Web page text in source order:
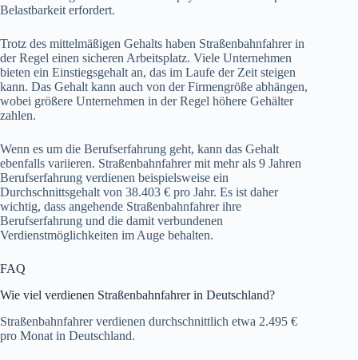
Belastbarkeit erfordert.
Trotz des mittelmäßigen Gehalts haben Straßenbahnfahrer in
der Regel einen sicheren Arbeitsplatz. Viele Unternehmen
bieten ein Einstiegsgehalt an, das im Laufe der Zeit steigen
kann. Das Gehalt kann auch von der Firmengröße abhängen,
wobei größere Unternehmen in der Regel höhere Gehälter
zahlen.
Wenn es um die Berufserfahrung geht, kann das Gehalt
ebenfalls variieren. Straßenbahnfahrer mit mehr als 9 Jahren
Berufserfahrung verdienen beispielsweise ein
Durchschnittsgehalt von 38.403 € pro Jahr. Es ist daher
wichtig, dass angehende Straßenbahnfahrer ihre
Berufserfahrung und die damit verbundenen
Verdienstmöglichkeiten im Auge behalten.
FAQ
Wie viel verdienen Straßenbahnfahrer in Deutschland?
Straßenbahnfahrer verdienen durchschnittlich etwa 2.495 €
pro Monat in Deutschland.